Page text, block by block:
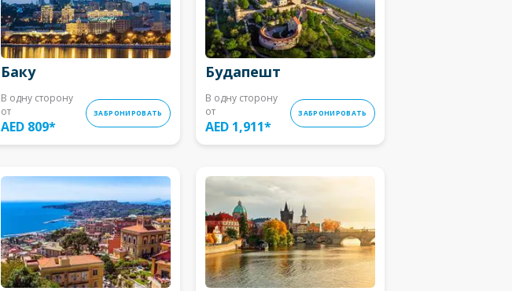
Баку
В одну сторону
от
AED 809*
ЗАБРОНИРОВАТЬ
Будапешт
В одну сторону
от
AED 1,911*
ЗАБРОНИРОВАТЬ